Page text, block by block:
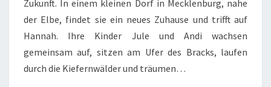
Zukunft. In einem kleinen Dorf in Mecklenburg, nahe
der Elbe, findet sie ein neues Zuhause und trifft auf
Hannah. Ihre Kinder Jule und Andi wachsen
gemeinsam auf, sitzen am Ufer des Bracks, laufen
durch die Kiefernwälder und träumen…